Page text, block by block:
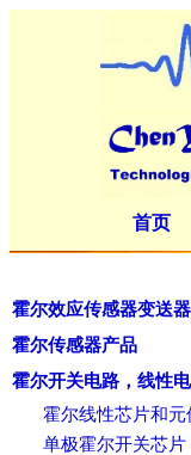
首页
霍尔效应传感器变送器
霍尔传感器产品
霍尔开关电路，线性
霍尔线性芯片和元
单极霍尔开关芯片